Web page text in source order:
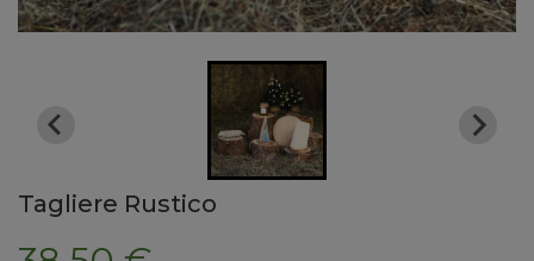
Tagliere Rustico